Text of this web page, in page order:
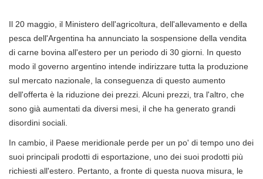
Il 20 maggio, il Ministero dell'agricoltura, dell'allevamento e della
pesca dell'Argentina ha annunciato la sospensione della vendita
di carne bovina all'estero per un periodo di 30 giorni. In questo
modo il governo argentino intende indirizzare tutta la produzione
sul mercato nazionale, la conseguenza di questo aumento
dell'offerta è la riduzione dei prezzi. Alcuni prezzi, tra l'altro, che
sono già aumentati da diversi mesi, il che ha generato grandi
disordini sociali.
In cambio, il Paese meridionale perde per un po' di tempo uno dei
suoi principali prodotti di esportazione, uno dei suoi prodotti più
richiesti all'estero. Pertanto, a fronte di questa nuova misura, le